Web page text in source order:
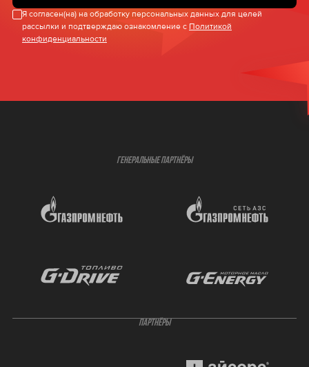
Я согласен(на) на обработку персональных данных для целей
рассылки и подтверждаю ознакомление с Политикой
конфиденциальности
ГЕНЕРАЛЬНЫЕ ПАРТНЁРЫ
ПАРТНЁРЫ